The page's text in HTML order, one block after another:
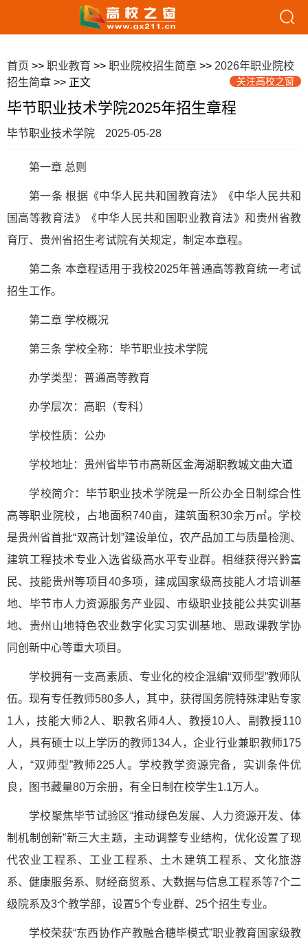
首页 >> 职业教育 >> 职业院校招生简章 >> 2026年职业院校
招生简章 >> 正文 关注高校之窗
毕节职业技术学院2025年招生章程
毕节职业技术学院 2025-05-28
第一章 总则
第一条 根据《中华人民共和国教育法》《中华人民共和
国高等教育法》《中华人民共和国职业教育法》和贵州省教
育厅、贵州省招生考试院有关规定，制定本章程。
第二条 本章程适用于我校2025年普通高等教育统一考试
招生工作。
第二章 学校概况
第三条 学校全称：毕节职业技术学院
办学类型：普通高等教育
办学层次：高职（专科）
学校性质：公办
学校地址：贵州省毕节市高新区金海湖职教城文曲大道
学校简介：毕节职业技术学院是一所公办全日制综合性
高等职业院校，占地面积740亩，建筑面积30余万㎡。学校
是贵州省首批“双高计划”建设单位，农产品加工与质量检测、
建筑工程技术专业入选省级高水平专业群。相继获得兴黔富
民、技能贵州等项目40多项，建成国家级高技能人才培训基
地、毕节市人力资源服务产业园、市级职业技能公共实训基
地、贵州山地特色农业数字化实习实训基地、思政课教学协
同创新中心等重大项目。
学校拥有一支高素质、专业化的校企混编“双师型”教师队
伍。现有专任教师580多人，其中，获得国务院特殊津贴专家
1人，技能大师2人、职教名师4人、教授10人、副教授110
人，具有硕士以上学历的教师134人，企业行业兼职教师175
人，“双师型”教师225人。学校教学资源完备，实训条件优
良，图书藏量80万余册，有全日制在校学生1.1万人。
学校聚焦毕节试验区“推动绿色发展、人力资源开发、体
制机制创新”新三大主题，主动调整专业结构，优化设置了现
代农业工程系、工业工程系、土木建筑工程系、文化旅游
系、健康服务系、财经商贸系、大数据与信息工程系等7个二
级院系及3个教学部，设置5个专业群、25个招生专业。
学校荣获“东西协作产教融合穗毕模式”职业教育国家级教